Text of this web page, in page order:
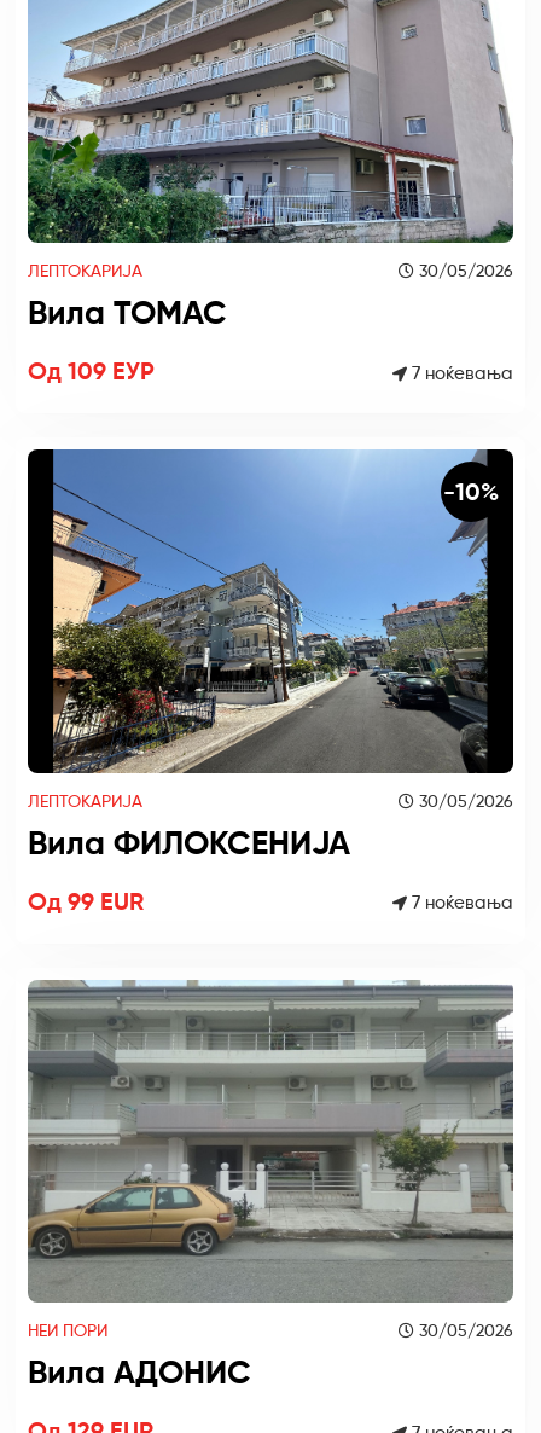
ЛЕПТОКАРИЈА 30/05/2026
Вила ТОМАС
Од 109 ЕУР 7 ноќевања
-10%
ЛЕПТОКАРИЈА 30/05/2026
Вила ФИЛОКСЕНИЈА
Од 99 EUR 7 ноќевања
НЕИ ПОРИ 30/05/2026
Вила АДОНИС